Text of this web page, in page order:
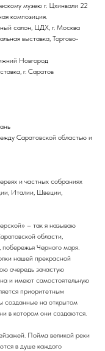
музею г. Цхинвали 22
композиция.
салон, ЦДХ, г. Москва
выставка, Торгово-
Новгород
г. Саратов
Саратовской областью и
и частных собраниях
Италии, Швеции,
– так я называю
области,
Черного моря.
нашей прекрасной
очередь зачастую
и имеют самостоятельную
приоритетным
созданные на открытом
в котором они создаются.
Пойма великой реки
в душе каждого